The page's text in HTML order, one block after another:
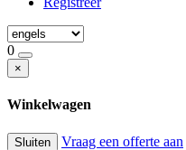
0
×
Winkelwagen
Sluiten Vraag een offerte aan